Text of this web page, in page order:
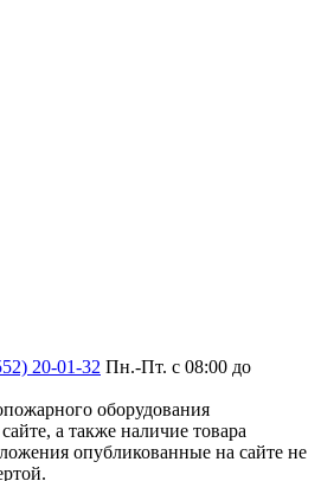
20-01-32 Пн.-Пт. с 08:00 до
оборудования
а также наличие товара
опубликованные на сайте не